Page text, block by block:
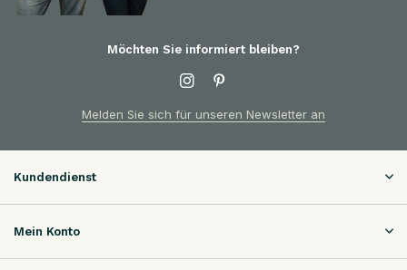
Möchten Sie informiert bleiben?
Melden Sie sich für unseren Newsletter an
Kundendienst
Mein Konto